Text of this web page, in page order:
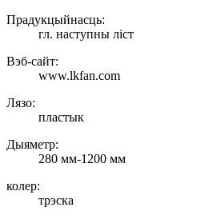
Прадукцыйнасць:
гл. наступны ліст
Вэб-сайт:
www.lkfan.com
Лязо:
пластык
Дыяметр:
280 мм-1200 мм
колер:
трэска